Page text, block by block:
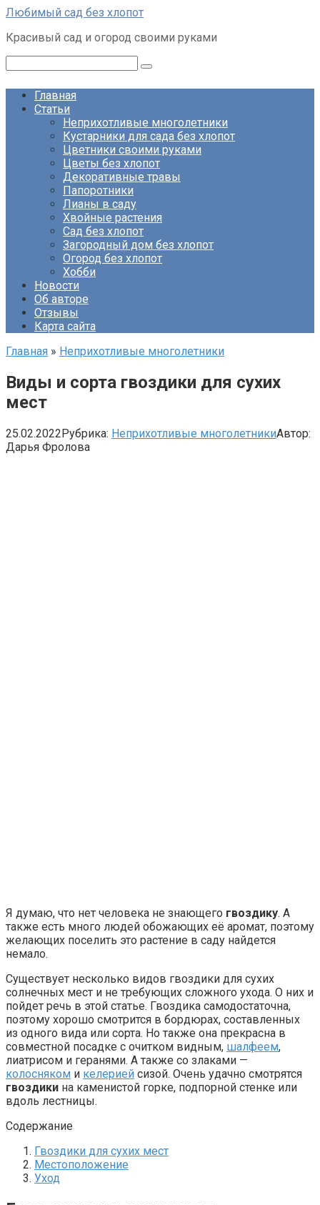
Перейти
контенту
Любимый сад без хлопот
Красивый сад и огород своими руками
Главная
Статьи
Неприхотливые многолетники
Кустарники для сада без хлопот
Цветники своими руками
Цветы без хлопот
Декоративные травы
Папоротники
Лианы в саду
Хвойные растения
Сад без хлопот
Загородный дом без хлопот
Огород без хлопот
Хобби
Новости
Об авторе
Отзывы
Карта сайта
Главная » Неприхотливые многолетники
Виды и сорта гвоздики для сухих
мест
25.02.2022Рубрика: Неприхотливые многолетникиАвтор:
Дарья Фролова
Я думаю, что нет человека не знающего гвоздику. А
также есть много людей обожающих её аромат, поэтому
желающих поселить это растение в саду найдется
немало.
Существует несколько видов гвоздики для сухих
солнечных мест и не требующих сложного ухода. О них и
пойдет речь в этой статье. Гвоздика самодостаточна,
поэтому хорошо смотрится в бордюрах, составленных
из одного вида или сорта. Но также она прекрасна в
совместной посадке с очитком видным, шалфеем,
лиатрисом и геранями. А также со злаками —
колосняком и келерией сизой. Очень удачно смотрятся
гвоздики на каменистой горке, подпорной стенке или
вдоль лестницы.
Содержание
Гвоздики для сухих мест
Местоположение
Уход